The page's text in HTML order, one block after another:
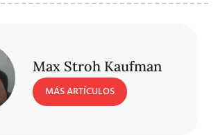
Max Stroh Kaufman
MÁS ARTÍCULOS